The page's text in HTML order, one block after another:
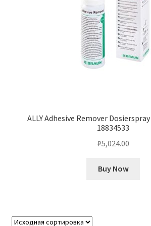
ALLY Adhesive Remover
18834533
₽5,024.00
Buy Now